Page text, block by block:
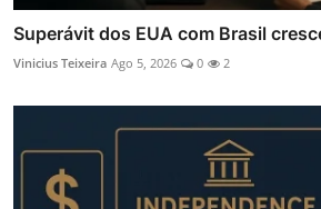
Superávit dos EUA com Brasil
Vinicius Teixeira Ago 5, 2026 0 2